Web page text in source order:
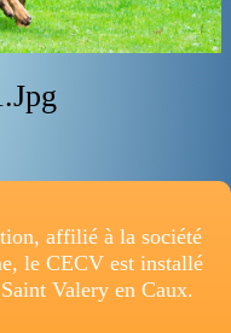
affilié à la société
le CECV est installé
Valery en Caux.